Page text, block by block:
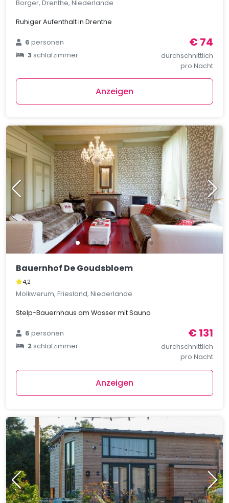
Borger, Drenthe, Niederlande
Ruhiger Aufenthalt in Drenthe
6personen
3schlafzimmer
€ 74
durchschnittlich
pro Nacht
Anzeigen
Bauernhof De Goudsbloem
4,2
Molkwerum, Friesland, Niederlande
Stelp-Bauernhaus am Wasser mit Sauna
6personen
2schlafzimmer
€ 131
durchschnittlich
pro Nacht
Anzeigen